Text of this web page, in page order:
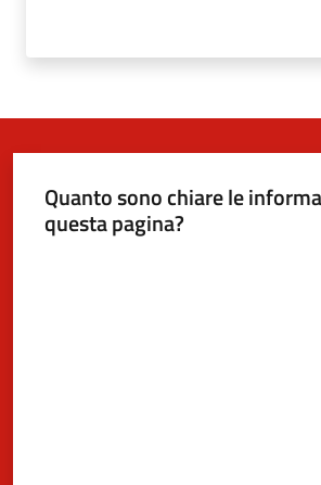
Quanto sono chiare le
questa pagina?